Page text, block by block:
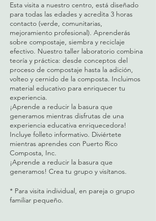
Esta visita a nuestro centro, está diseñado
para todas las edades y acredita 3 horas
contacto (verde, comunitarias,
mejoramiento profesional). Aprenderás
sobre compostaje, siembra y reciclaje
efectivo. Nuestro taller laboratorio combina
teoría y práctica: desde conceptos del
proceso de compostaje hasta la adición,
volteo y cernido de la composta. Incluimos
material educativo para enriquecer tu
experiencia.
¡Aprende a reducir la basura que
generamos mientras disfrutas de una
experiencia educativa enriquecedora!
Incluye folleto informativo. Diviértete
mientras aprendes con Puerto Rico
Composta, Inc.
¡Aprende a reducir la basura que
generamos! Crea tu grupo y visítanos.
* Para visita individual, en pareja o grupo
familiar pequeño.